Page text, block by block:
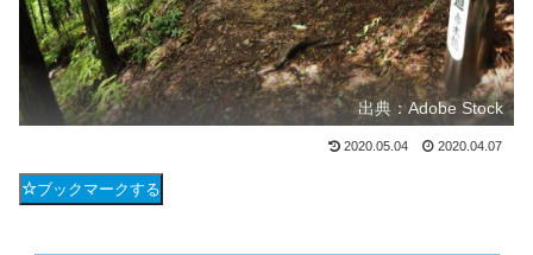
出典：Adobe Stock
2020.05.04 2020.04.07
ブックマークする